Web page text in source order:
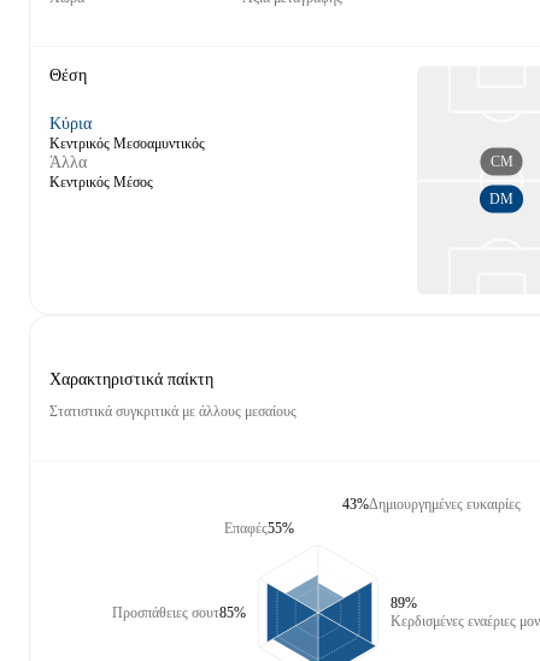
Θέση
Κύρια
Κεντρικός Μεσοαμυντικός
Άλλα
Κεντρικός Μέσος
DM
CM
Χαρακτηριστικά παίκτη
Στατιστικά συγκριτικά με άλλους μεσαίους
Επαφές55%
Προσπάθειες σουτ85%
Δημιουργημένες ευκαιρίες
43%
Κερδισμένες εναέριες
89%